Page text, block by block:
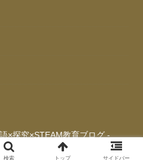
×探究×STEAM教育ブログ -
Blog.
検索 トップ サイドバー